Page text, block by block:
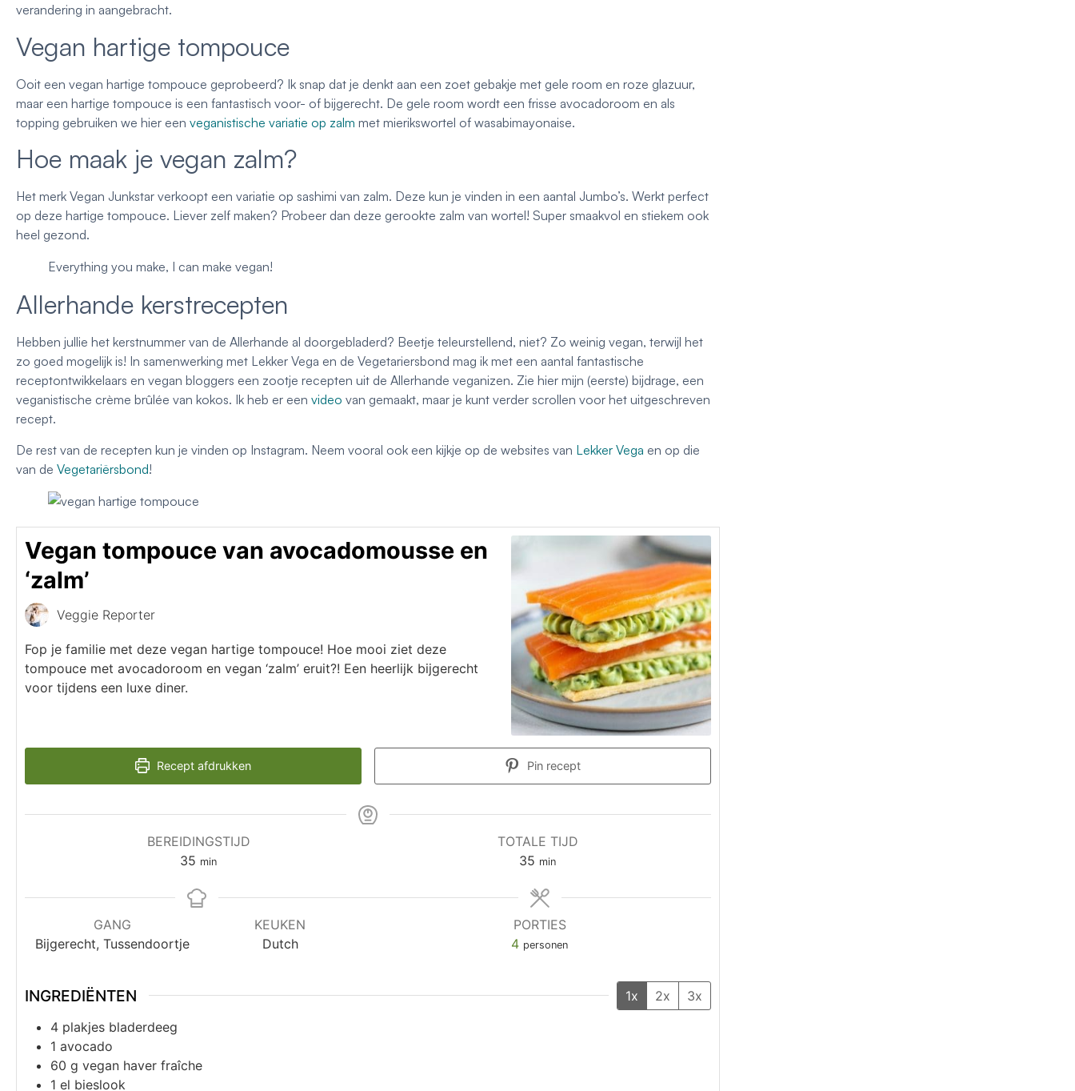
verandering in aangebracht.
Vegan hartige tompouce
Ooit een vegan hartige tompouce geprobeerd? Ik snap dat je denkt aan een zoet gebakje met gele room en roze glazuur,
maar een hartige tompouce is een fantastisch voor- of bijgerecht. De gele room wordt een frisse avocadoroom en als
topping gebruiken we hier een veganistische variatie op zalm met mierikswortel of wasabimayonaise.
Hoe maak je vegan zalm?
Het merk Vegan Junkstar verkoopt een variatie op sashimi van zalm. Deze kun je vinden in een aantal Jumbo’s. Werkt perfect
op deze hartige tompouce. Liever zelf maken? Probeer dan deze gerookte zalm van wortel! Super smaakvol en stiekem ook
heel gezond.
Everything you make, I can make vegan!
Allerhande kerstrecepten
Hebben jullie het kerstnummer van de Allerhande al doorgebladerd? Beetje teleurstellend, niet? Zo weinig vegan, terwijl het
zo goed mogelijk is! In samenwerking met Lekker Vega en de Vegetariersbond mag ik met een aantal fantastische
receptontwikkelaars en vegan bloggers een zootje recepten uit de Allerhande veganizen. Zie hier mijn (eerste) bijdrage, een
veganistische crème brûlée van kokos. Ik heb er een video van gemaakt, maar je kunt verder scrollen voor het uitgeschreven
recept.
De rest van de recepten kun je vinden op Instagram. Neem vooral ook een kijkje op de websites van Lekker Vega en op die
van de Vegetariërsbond!
Vegan tompouce van avocadomousse en
‘zalm’
Veggie Reporter
Fop je familie met deze vegan hartige tompouce! Hoe mooi ziet deze
tompouce met avocadoroom en vegan ‘zalm’ eruit?! Een heerlijk bijgerecht
voor tijdens een luxe diner.
Recept afdrukken Pin recept
BEREIDINGSTIJD
35 min
TOTALE TIJD
35 min
GANG
Bijgerecht, Tussendoortje
KEUKEN
Dutch
PORTIES
4 personen
INGREDIËNTEN 1x 2x
3x
4 plakjes bladerdeeg
1 avocado
60 g vegan haver fraîche
1 el bieslook